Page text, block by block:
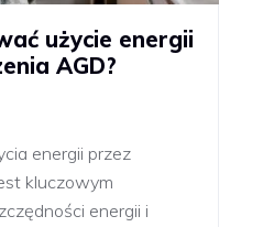
użycie energii
AGD?
energii przez
kluczowym
energii i